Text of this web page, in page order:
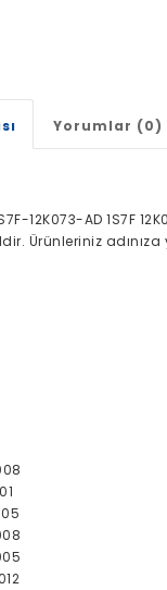
Yorumlar (0)
12K073-AD 1S7F
Ürünleriniz